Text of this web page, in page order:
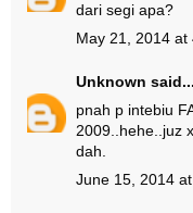
dari segi apa?
May 21, 2014 at
Unknown said...
pnah p intebiu
2009..hehe..juz
dah.
June 15, 2014